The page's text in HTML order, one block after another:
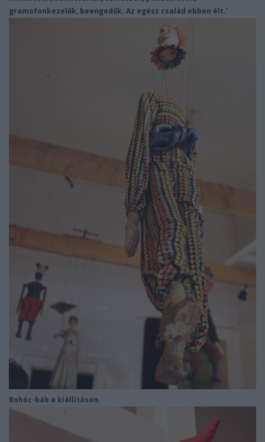
gramofonkezelők, beengedők. Az egész család ebben élt.'
Bohóc-báb a kiállításon.